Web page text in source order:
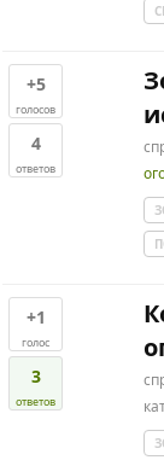
+5
голосов
4
ответов
+1
голос
3
ответов